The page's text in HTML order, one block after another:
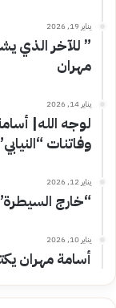
يناير 19, 2026
” للآخر الذي
مهران
يناير 14, 2026
لوجه الله|
وفاتنات
يناير 12, 2026
“خارج
يناير 10, 2026
أسامة مهران